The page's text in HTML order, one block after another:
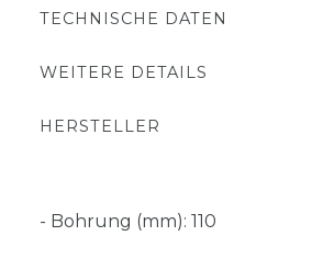
TECHNISCHE DATEN
WEITERE DETAILS
HERSTELLER
- Bohrung (mm): 110